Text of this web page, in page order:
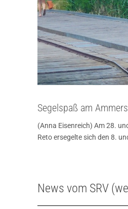
Segelspaß am
(Anna Eisenreich) Am 28.
Reto ersegelte sich den 8.
News vom SRV